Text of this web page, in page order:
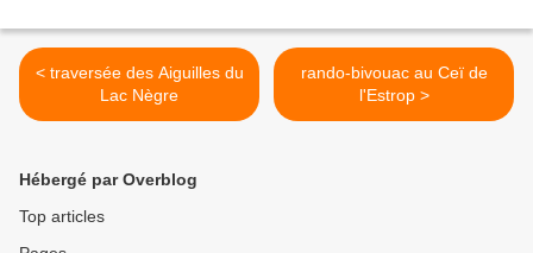
< traversée des Aiguilles du
Lac Nègre
rando-bivouac au Ceï de
l'Estrop >
Hébergé par Overblog
Top articles